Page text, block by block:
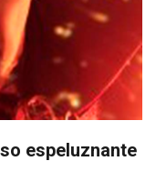
espeluznante